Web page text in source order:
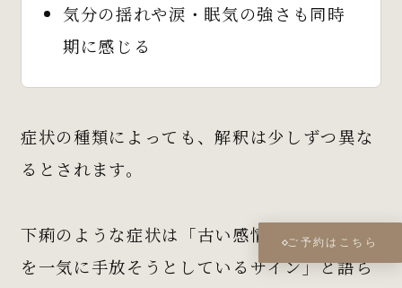
気分の揺れや涙・眠気の強さも同時
期に感じる
症状の種類によっても、解釈は少しずつ異な
るとされます。
下痢のような症状は「古い感情やエネルギー
を一気に手放そうとしているサイン」と語ら
運営会社 株式会社ミカン
ご予約はこちら